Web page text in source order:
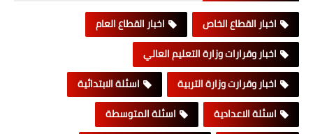
اخبار القطاع الخاص
اخبار القطاع العام
اخبار وقرارات وزارة التعليم العالي
اخبار وقرارت وزارة التربية
اسئلة الابتدائية
اسئلة الاعدادية
اسئلة المتوسطة